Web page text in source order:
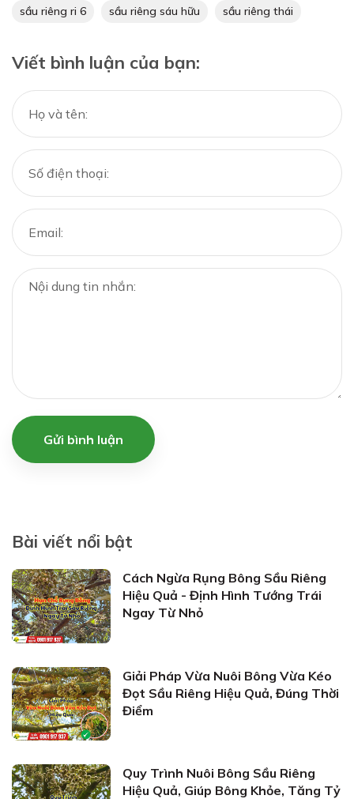
sầu riêng ri 6
sầu riêng sáu hữu sầu riêng thái
Viết bình luận của bạn:
Gửi bình luận
Bài viết nổi bật
Cách Ngừa Rụng Bông Sầu Riêng
Hiệu Quả - Định Hình Tướng Trái
Ngay Từ Nhỏ
Giải Pháp Vừa Nuôi Bông Vừa Kéo
Đọt Sầu Riêng Hiệu Quả, Đúng Thời
Điểm
Quy Trình Nuôi Bông Sầu Riêng
Hiệu Quả, Giúp Bông Khỏe, Tăng Tỷ